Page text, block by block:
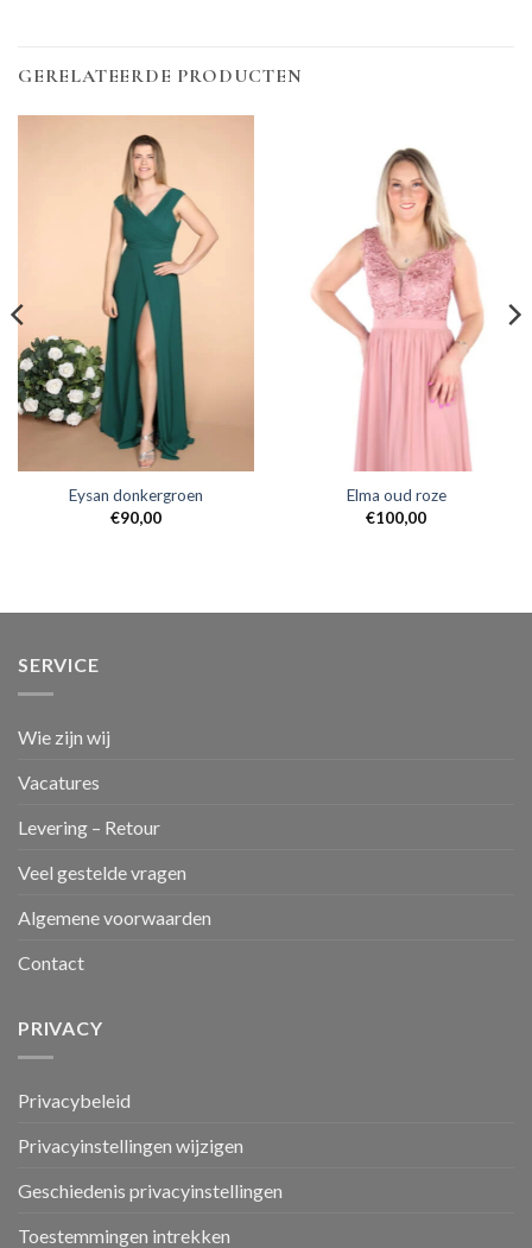
GERELATEERDE PRODUCTEN
Eysan donkergroen
€90,00
Elma oud roze
€100,00
SERVICE
Wie zijn wij
Vacatures
Levering – Retour
Veel gestelde vragen
Algemene voorwaarden
Contact
PRIVACY
Privacybeleid
Privacyinstellingen wijzigen
Geschiedenis privacyinstellingen
Toestemmingen intrekken